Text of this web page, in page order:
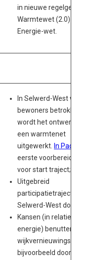
in nieuwe regelgeving
Warmtewet (2.0) /
Energie-wet.
In Selwerd-West
bewoners betrokken en
wordt het ontwerp voor
een warmtenet
uitgewerkt. In
eerste voorbereidingen
voor start traject;
Uitgebreid
participatietraject in
Selwerd-West
Kansen (in relatie tot
energie) benutten in
bijvoorbeeld door